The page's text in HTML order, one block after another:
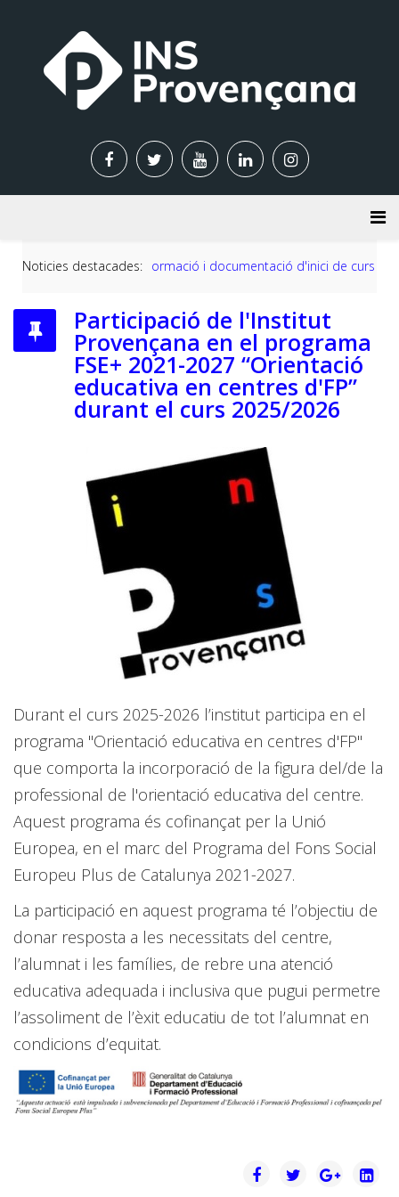
Noticies destacades:Informació i documentació d'inici de curs 2026-2027
Participació de l'Institut
Provençana en el programa
FSE+ 2021-2027 “Orientació
educativa en centres d'FP”
durant el curs 2025/2026
Durant el curs 2025-2026 l’institut participa en el
programa "Orientació educativa en centres d'FP"
que comporta la incorporació de la figura del/de la
professional de l'orientació educativa del centre.
Aquest programa és cofinançat per la Unió
Europea, en el marc del Programa del Fons Social
Europeu Plus de Catalunya 2021-2027.
La participació en aquest programa té l’objectiu de
donar resposta a les necessitats del centre,
l’alumnat i les famílies, de rebre una atenció
educativa adequada i inclusiva que pugui permetre
l’assoliment de l’èxit educatiu de tot l’alumnat en
condicions d’equitat.